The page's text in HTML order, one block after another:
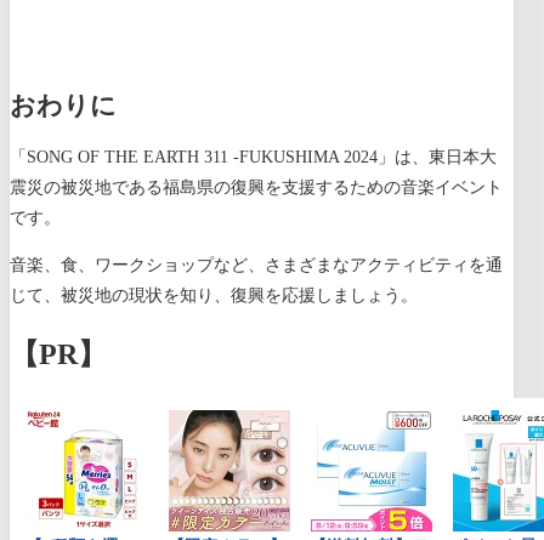
おわりに
「SONG OF THE EARTH 311 -FUKUSHIMA 2024」は、東日本大
震災の被災地である福島県の復興を支援するための音楽イベント
です。
音楽、食、ワークショップなど、さまざまなアクティビティを通
じて、被災地の現状を知り、復興を応援しましょう。
【PR】